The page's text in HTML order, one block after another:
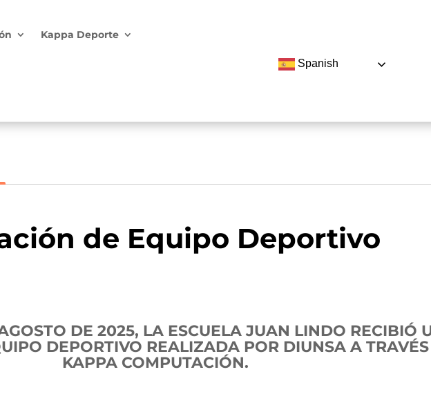
Kappa Deporte
Spanish
de Equipo Deportivo
DE 2025, LA ESCUELA JUAN LINDO RECIBIÓ
DEPORTIVO REALIZADA POR DIUNSA A
KAPPA COMPUTACIÓN.